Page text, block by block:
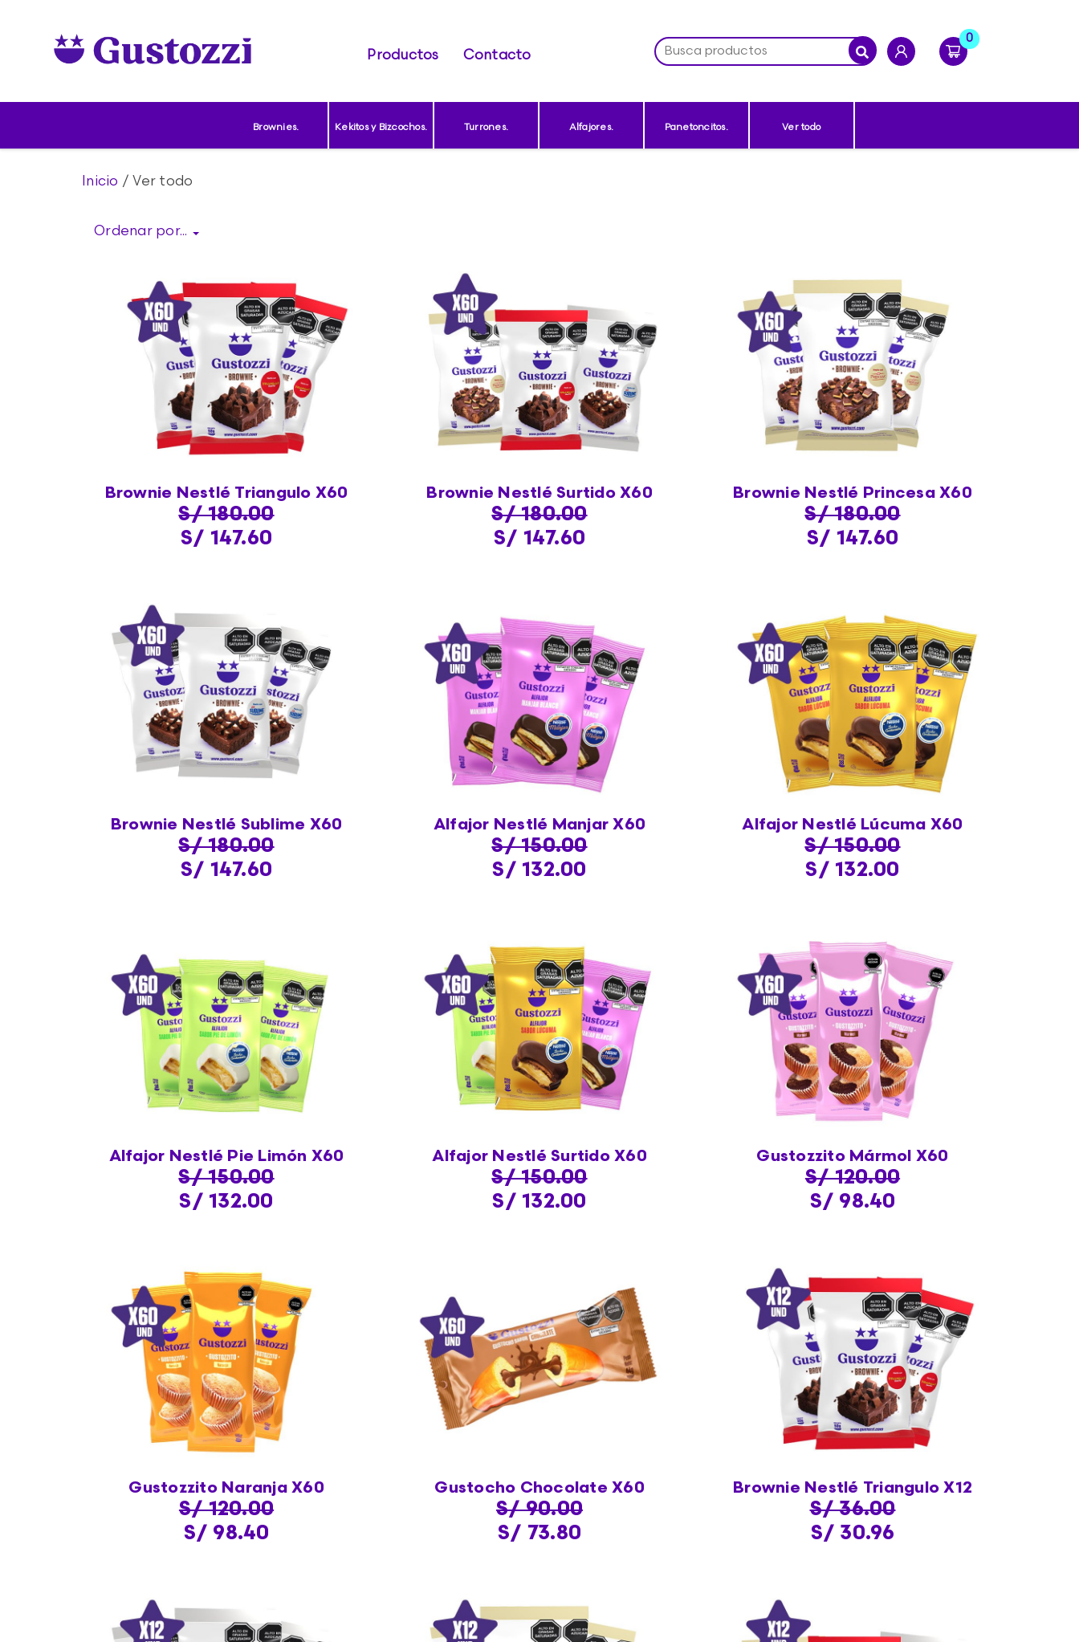
Productos Contacto
0
Contacto
Brownies. Kekitos y Bizcochos. Turrones. Alfajores. Panetoncitos. Ver todo
Inicio / Ver todo
Ordenar por...
Brownie Nestlé Triangulo X60
S/ 180.00
S/ 147.60
Brownie Nestlé Surtido X60
S/ 180.00
S/ 147.60
Brownie Nestlé Princesa X60
S/ 180.00
S/ 147.60
Brownie Nestlé Sublime X60
S/ 180.00
S/ 147.60
Alfajor Nestlé Manjar X60
S/ 150.00
S/ 132.00
Alfajor Nestlé Lúcuma X60
S/ 150.00
S/ 132.00
Alfajor Nestlé Pie Limón X60
S/ 150.00
S/ 132.00
Alfajor Nestlé Surtido X60
S/ 150.00
S/ 132.00
Gustozzito Mármol X60
S/ 120.00
S/ 98.40
Gustozzito Naranja X60
S/ 120.00
S/ 98.40
Gustocho Chocolate X60
S/ 90.00
S/ 73.80
Brownie Nestlé Triangulo X12
S/ 36.00
S/ 30.96